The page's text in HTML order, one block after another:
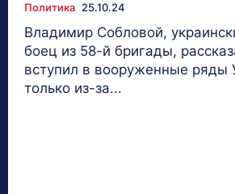
Политика 25.10.24
Владимир Собловой,
боец из 58-й бригады,
вступил в вооруженные ряды
только из-за...